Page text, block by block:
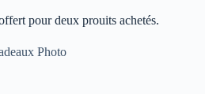
pour deux prouits achetés.
Photo